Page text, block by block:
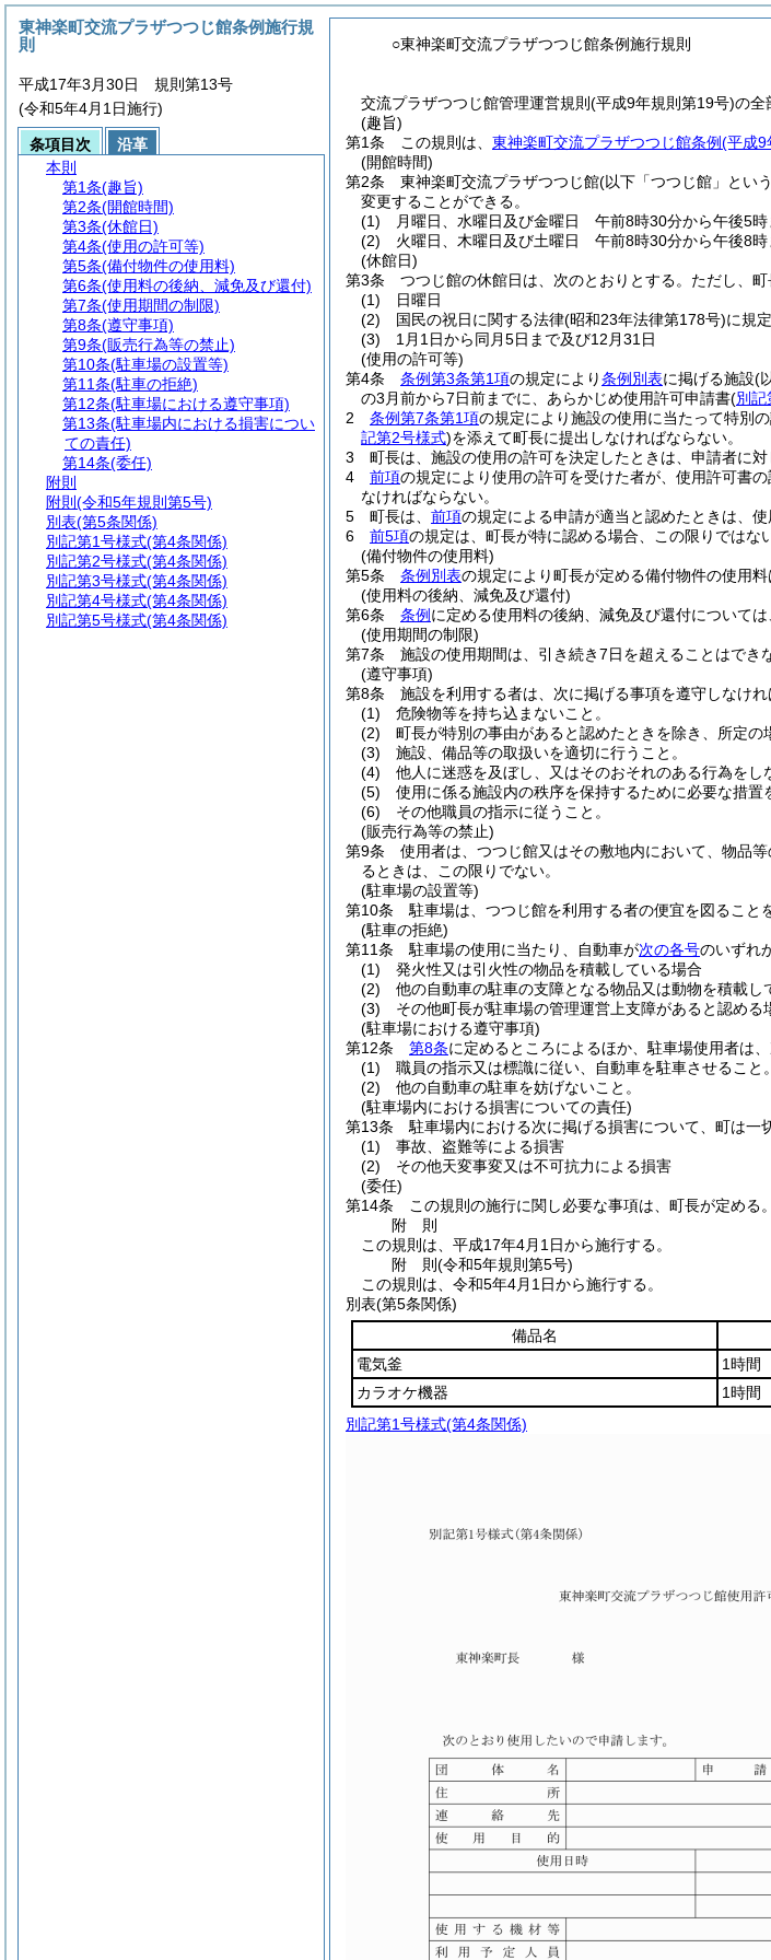
○東神楽町交流プラザつつじ館条例施行規則
交流プラザつつじ館管理運営規則(平成9年規則第19号)の全
(趣旨)
第1条
この規則は、 東神楽町交流プラザつつじ館条例(平成9
(開館時間)
第2条
東神楽町交流プラザつつじ館(以下「つつじ館」とい
変更することができる。
(1)
月曜日、水曜日及び金曜日 午前8時30分から午後5時
(2)
火曜日、木曜日及び土曜日 午前8時30分から午後8時
(休館日)
第3条
つつじ館の休館日は、次のとおりとする。 ただし、
(1)
日曜日
(2)
国民の祝日に関する法律(昭和23年法律第178号)に規
(3)
1月1日から同月5日まで及び12月31日
(使用の許可等)
第4条
条例第3条第1項の規定により条例別表に掲げる施設(
の3月前から7日前までに、あらかじめ使用許可申請書(別記
2
条例第7条第1項の規定により施設の使用に当たって特別
記第2号様式)を添えて町長に提出しなければならない。
3
町長は、施設の使用の許可を決定したときは、申請者に
4
前項の規定により使用の許可を受けた者が、使用許可書
なければならない。
5
町長は、 前項の規定による申請が適当と認めたときは、
6
前5項の規定は、町長が特に認める場合、この限りではない
(備付物件の使用料)
第5条
条例別表の規定により町長が定める備付物件の使用料
(使用料の後納、減免及び還付)
第6条
条例 に定める使用料の後納、減免及び還付については
(使用期間の制限)
第7条
施設の使用期間は、引き続き7日を超えることはでき
(遵守事項)
第8条
施設を利用する者は、次に掲げる事項を遵守しなけれ
(1)
危険物等を持ち込まないこと。
(2)
町長が特別の事由があると認めたときを除き、所定の
(3)
施設、備品等の取扱いを適切に行うこと。
(4)
他人に迷惑を及ぼし、又はそのおそれのある行為をし
(5)
使用に係る施設内の秩序を保持するために必要な措置
(6)
その他職員の指示に従うこと。
(販売行為等の禁止)
第9条
使用者は、つつじ館又はその敷地内において、物品
るときは、この限りでない。
(駐車場の設置等)
第10条
駐車場は、つつじ館を利用する者の便宜を図ること
(駐車の拒絶)
第11条
駐車場の使用に当たり、自動車が次の各号のいずれ
(1)
発火性又は引火性の物品を積載している場合
(2)
他の自動車の駐車の支障となる物品又は動物を積載し
(3)
その他町長が駐車場の管理運営上支障があると認める
(駐車場における遵守事項)
第12条
第8条に定めるところによるほか、駐車場使用者は
(1)
職員の指示又は標識に従い、自動車を駐車させること。
(2)
他の自動車の駐車を妨げないこと。
(駐車場内における損害についての責任)
第13条
駐車場内における次に掲げる損害について、町は一
(1)
事故、盗難等による損害
(2)
その他天変事変又は不可抗力による損害
(委任)
第14条
この規則の施行に関し必要な事項は、町長が定める。
附 則
この規則は、平成17年4月1日から施行する。
附 則(令和5年規則第5号)
この規則は、令和5年4月1日から施行する。
別表(第5条関係)
備品名
電気釜
1時間
カラオケ機器
1時間
別記第1号様式(第4条関係)
東神楽町交流プラザつつじ館条例施行規
則
平成17年3月30日 規則第13号
(令和5年4月1日施行)
条項目次
沿革
本則
第1条(趣旨)
第2条(開館時間)
第3条(休館日)
第4条(使用の許可等)
第5条(備付物件の使用料)
第6条(使用料の後納、減免及び還付)
第7条(使用期間の制限)
第8条(遵守事項)
第9条(販売行為等の禁止)
第10条(駐車場の設置等)
第11条(駐車の拒絶)
第12条(駐車場における遵守事項)
第13条(駐車場内における損害につい
ての責任)
第14条(委任)
附則
附則 (令和5年規則第5号)
別表(第5条関係)
別記第1号様式(第4条関係)
別記第2号様式(第4条関係)
別記第3号様式(第4条関係)
別記第4号様式(第4条関係)
別記第5号様式(第4条関係)